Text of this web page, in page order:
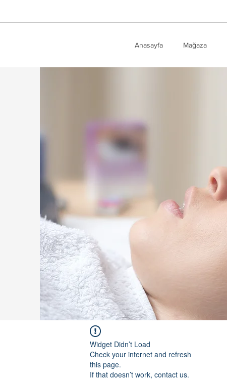
Anasayfa Mağaza
Widget Didn’t Load
Check your internet and refresh
this page.
If that doesn’t work, contact us.